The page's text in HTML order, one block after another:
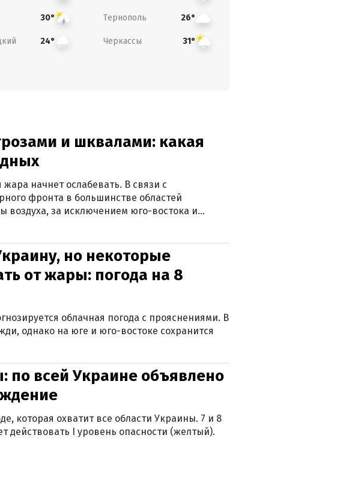
30° Тернополь 26°
24° Черкассы 31°
и шквалами: какая
начнет ослабевать. В связи с
фронта в большинстве областей
воздуха, за исключением юго-востока и
но некоторые
от жары: погода на 8
облачная погода с прояснениями. В
однако на юге и юго-востоке сохранится
по всей Украине объявлено
которая охватит все области Украины. 7 и 8
действовать I уровень опасности (желтый).